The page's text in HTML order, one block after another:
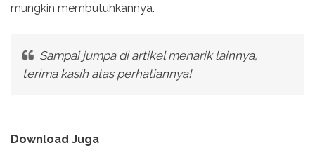
mungkin membutuhkannya.
Sampai jumpa di artikel menarik lainnya,
terima kasih atas perhatiannya!
Download Juga